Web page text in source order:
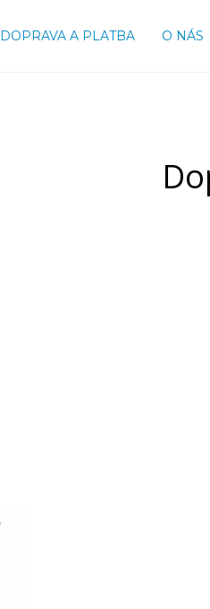
DOPRAVA A PLATBA O NÁS